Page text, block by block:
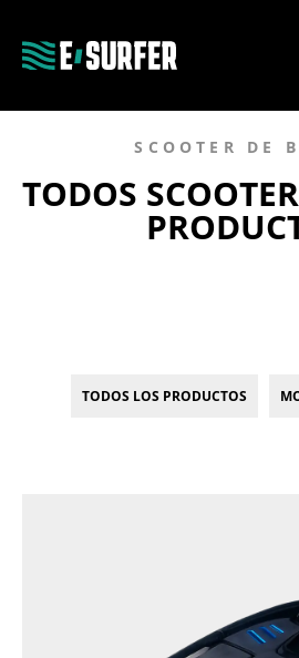
SCOOTER DE
TODOS
TODOS LOS PRODUCTOS